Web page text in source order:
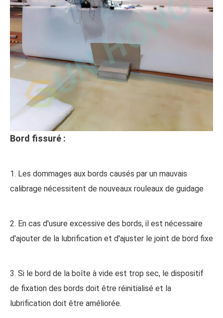
Bord fissuré :
1. Les dommages aux bords causés par un mauvais
calibrage nécessitent de nouveaux rouleaux de guidage
2. En cas d'usure excessive des bords, il est nécessaire
d'ajouter de la lubrification et d'ajuster le joint de bord fixe
3. Si le bord de la boîte à vide est trop sec, le dispositif
de fixation des bords doit être réinitialisé et la
lubrification doit être améliorée.